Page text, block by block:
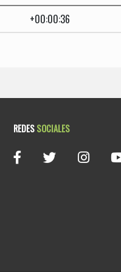
+00:00:36
REDESSOCIALES